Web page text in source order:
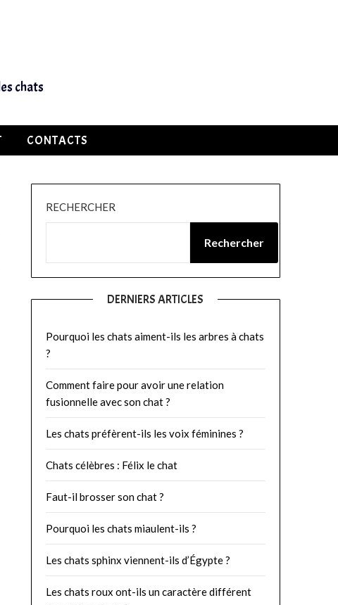
chats
CONTACTS
RECHERCHER
Rechercher
DERNIERS ARTICLES
Pourquoi les chats aiment-ils les arbres à chats
?
Comment faire pour avoir une relation
fusionnelle avec son chat ?
Les chats préfèrent-ils les voix féminines ?
Chats célèbres : Félix le chat
Faut-il brosser son chat ?
Pourquoi les chats miaulent-ils ?
Les chats sphinx viennent-ils d’Égypte ?
Les chats roux ont-ils un caractère différent